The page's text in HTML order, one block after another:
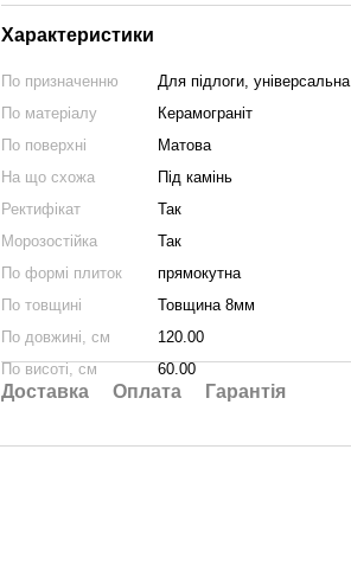
Характеристики
По призначенню
Для підлоги, універсальна
По матеріалу
Керамограніт
По поверхні
Матова
На що схожа
Під камінь
Ректифікат
Так
Морозостійка
Так
По формі плиток
прямокутна
По товщині
Товщина 8мм
По довжині, см
120.00
По висоті, см
60.00
Доставка Оплата Гарантія